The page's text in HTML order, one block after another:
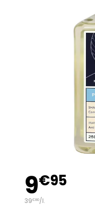
9€95
39€80/l.